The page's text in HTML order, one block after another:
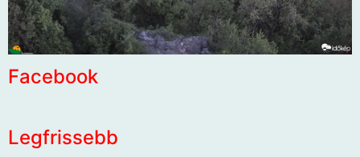
Facebook
Legfrissebb